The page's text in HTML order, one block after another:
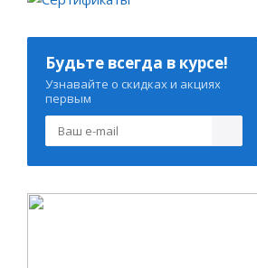
Будьте всегда в курсе!
Узнавайте о скидках и акциях
первым